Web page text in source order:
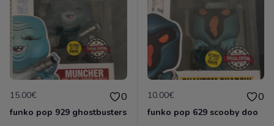
15.00€ 0
funko pop 929 ghostbusters
10.00€ 0
funko pop 629 scooby doo